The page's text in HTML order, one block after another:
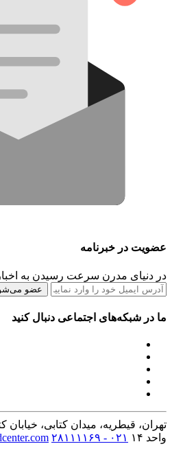
عضویت در خبرنامه
در دنیای مدرن سرعت رسیدن به
عضو
ما در شبکه‌های اجتماعی دنبال کنید
واحد ۱۴
۰۲۱ - ۲۸۱۱۱۱۶۹